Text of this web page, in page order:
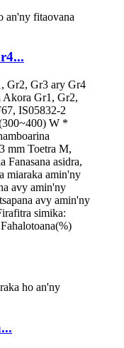
Gr2, Gr3 ary Gr4
Akora Gr1, Gr2,
IS05832-2
W *
mm Toetra M,
Fanasana asidra,
miaraka amin'ny
avy amin'ny
avy amin'ny
simika: